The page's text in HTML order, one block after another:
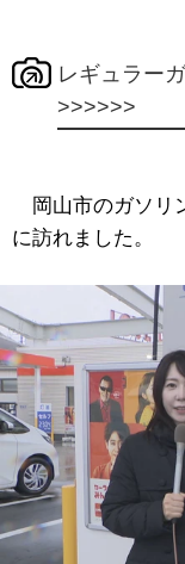
レギュラー
>>>>>>
岡山市のガソリ
に訪れました。